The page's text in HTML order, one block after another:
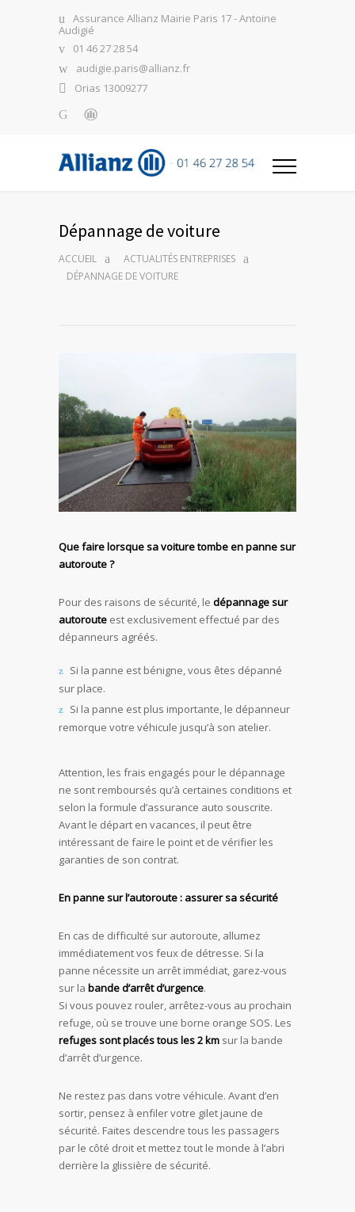
Assurance Allianz Mairie Paris 17 - Antoine
Audigié
01 46 27 28 54
audigie.paris@allianz.fr
Orias 13009277
Dépannage de voiture
ACCUEIL
ACTUALITÉS ENTREPRISES
DÉPANNAGE DE VOITURE
Que faire lorsque sa voiture tombe en panne sur
autoroute ?
Pour des raisons de sécurité, le dépannage sur
autoroute est exclusivement effectué par des
dépanneurs agréés.
Si la panne est bénigne, vous êtes dépanné
sur place.
Si la panne est plus importante, le dépanneur
remorque votre véhicule jusqu’à son atelier.
Attention, les frais engagés pour le dépannage
ne sont remboursés qu’à certaines conditions et
selon la formule d’assurance auto souscrite.
Avant le départ en vacances, il peut être
intéressant de faire le point et de vérifier les
garanties de son contrat.
En panne sur l’autoroute : assurer sa sécurité
En cas de difficulté sur autoroute, allumez
immédiatement vos feux de détresse. Si la
panne nécessite un arrêt immédiat, garez-vous
sur la bande d’arrêt d’urgence.
Si vous pouvez rouler, arrêtez-vous au prochain
refuge, où se trouve une borne orange SOS. Les
refuges sont placés tous les 2 km sur la bande
d’arrêt d’urgence.
Ne restez pas dans votre véhicule. Avant d’en
sortir, pensez à enfiler votre gilet jaune de
sécurité. Faites descendre tous les passagers
par le côté droit et mettez tout le monde à l’abri
derrière la glissière de sécurité.